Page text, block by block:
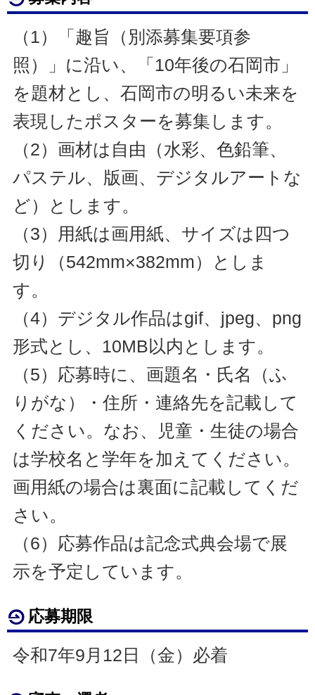
（1）「趣旨（別添募集要項参
照）」に沿い、「10年後の石岡市」
を題材とし、石岡市の明るい未来を
表現したポスターを募集します。
（2）画材は自由（水彩、色鉛筆、
パステル、版画、デジタルアートな
ど）とします。
（3）用紙は画用紙、サイズは四つ
切り（542mm×382mm）としま
す。
（4）デジタル作品はgif、jpeg、png
形式とし、10MB以内とします。
（5）応募時に、画題名・氏名（ふ
りがな）・住所・連絡先を記載して
ください。なお、児童・生徒の場合
は学校名と学年を加えてください。
画用紙の場合は裏面に記載してくだ
さい。
（6）応募作品は記念式典会場で展
示を予定しています。
応募期限
令和7年9月12日（金）必着